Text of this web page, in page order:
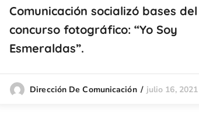
Comunicación socializó bases del
concurso fotográfico: “Yo Soy
Esmeraldas”.
Dirección De Comunicación julio 16, 2021